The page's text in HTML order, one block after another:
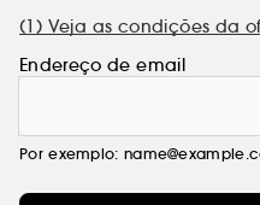
(1) Veja as condições da
Endereço de email
Por exemplo: